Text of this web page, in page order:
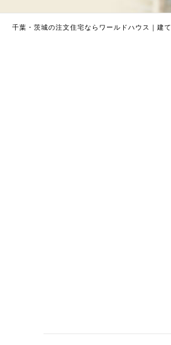
千葉・茨城の注文住宅ならワールドハウス｜建